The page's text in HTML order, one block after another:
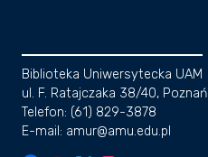
Biblioteka Uniwersytecka UAM
ul. F. Ratajczaka 38/40, Poznań
Telefon: (61) 829-3878
E-mail: amur@amu.edu.pl